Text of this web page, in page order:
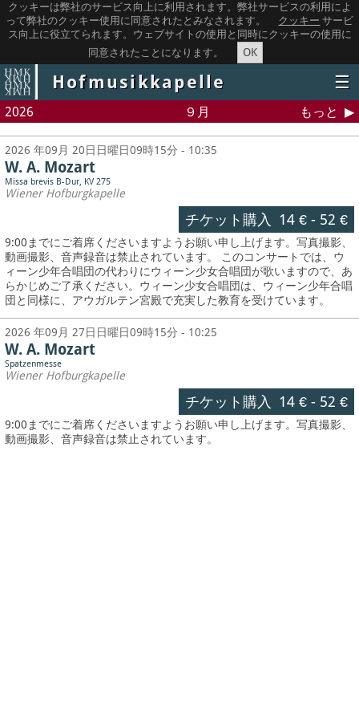
クッキーは弊社のサービス向上に利用されます。弊社サービスの利用によ
って弊社のクッキー使用に同意されたとみなされます。
クッキー サービ
ス向上に役立てられます。ウェブサイトの使用と同時にクッキーの使用に
同意されたことになります。
OK
Hofmusikkapelle ☰
2026 ９月 もっと
2026 年09月 20日日曜日09時15分 - 10:35
W. A. Mozart
Missa brevis B-Dur, KV 275
Wiener Hofburgkapelle
チケット購入 14 €- 52 €
9:00までにご着席くださいますようお願い申し上げます。写真撮影、
動画撮影、音声録音は禁止されています。 このコンサートでは、ウ
ィーン少年合唱団の代わりにウィーン少女合唱団が歌いますので、あ
らかじめご了承ください。ウィーン少女合唱団は、ウィーン少年合唱
団と同様に、アウガルテン宮殿で充実した教育を受けています。
2026 年09月 27日日曜日09時15分 - 10:25
W. A. Mozart
Spatzenmesse
Wiener Hofburgkapelle
チケット購入 14 €- 52 €
9:00までにご着席くださいますようお願い申し上げます。写真撮影、
動画撮影、音声録音は禁止されています。